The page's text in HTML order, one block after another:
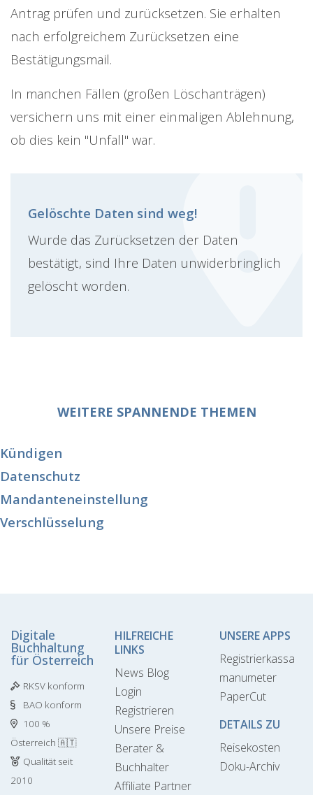
Antrag prüfen und zurücksetzen. Sie erhalten
nach erfolgreichem Zurücksetzen eine
Bestätigungsmail.
In manchen Fällen (großen Löschanträgen)
versichern uns mit einer einmaligen Ablehnung,
ob dies kein "Unfall" war.
Gelöschte Daten sind weg!
Wurde das Zurücksetzen der Daten
bestätigt, sind Ihre Daten unwiderbringlich
gelöscht worden.
WEITERE SPANNENDE THEMEN
Kündigen
Datenschutz
Mandanteneinstellung
Verschlüsselung
Digitale
Buchhaltung
für Österreich
RKSV konform
BAO konform
100 %
Österreich 🇦🇹
Qualität seit
2010
HILFREICHE
LINKS
News Blog
Login
Registrieren
Unsere Preise
Berater &
Buchhalter
Affiliate Partner
UNSERE APPS
Registrierkassa
manumeter
PaperCut
DETAILS ZU
Reisekosten
Doku-Archiv